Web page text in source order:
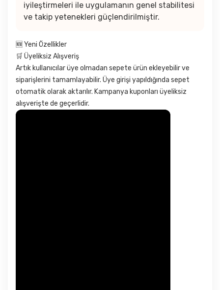
iyileştirmeleri ile uygulamanın genel stabilitesi
ve takip yetenekleri güçlendirilmiştir.
🆕 Yeni Özellikler
🛒 Üyeliksiz Alışveriş
Artık kullanıcılar üye olmadan sepete ürün ekleyebilir ve
siparişlerini tamamlayabilir. Üye girişi yapıldığında sepet
otomatik olarak aktarılır. Kampanya kuponları üyeliksiz
alışverişte de geçerlidir.